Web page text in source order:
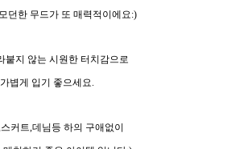
던한 무드가 또 매력적이에요:)
붙지 않는 시원한 터치감으로
가볍게 입기 좋으세요.
커트,데님등 하의 구애없이